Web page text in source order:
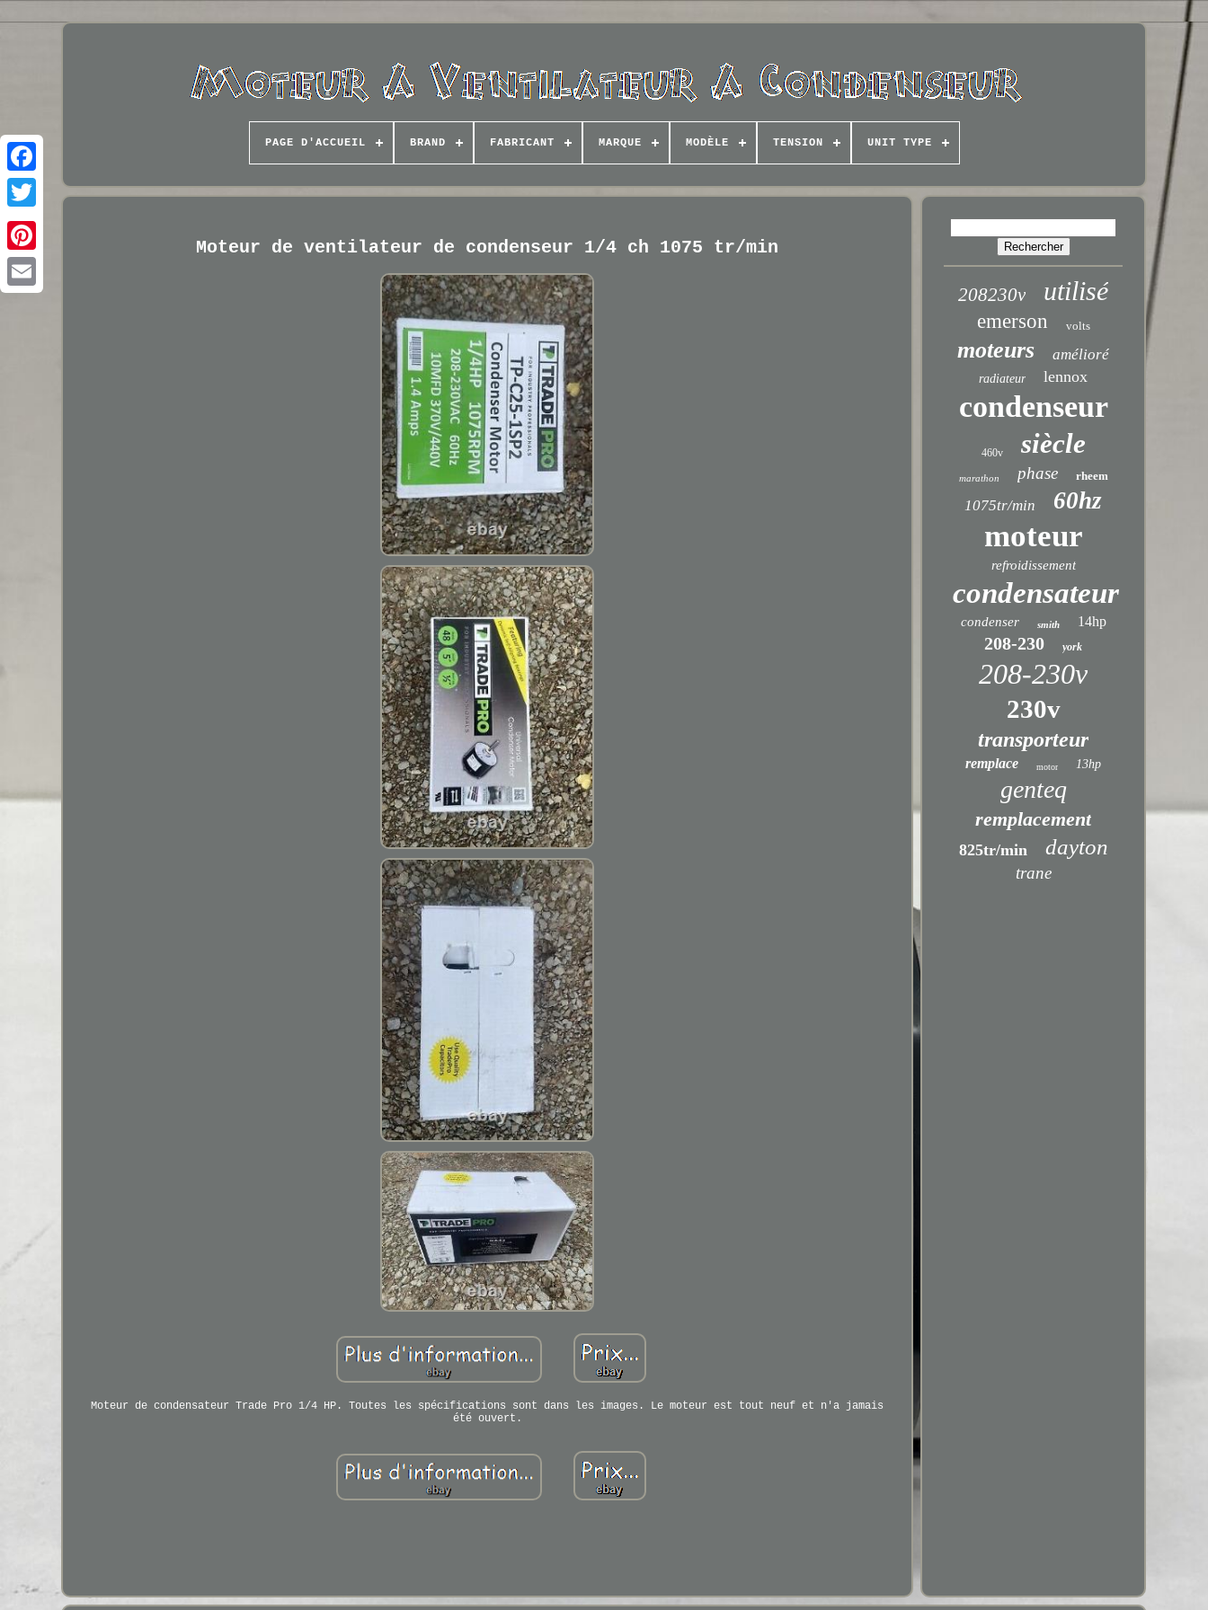
PAGE D'ACCUEIL BRAND FABRICANT MARQUE MODÈLE TENSION UNIT TYPE
Moteur de ventilateur de condenseur 1/4 ch 1075 tr/min
Moteur de condensateur Trade Pro 1/4 HP. Toutes les spécifications sont dans les images. Le moteur est tout neuf et n'a jamais
été ouvert.
208230v utilisé
emerson volts
moteurs amélioré
radiateur lennox
condenseur
460v siècle
marathon phase rheem
1075tr/min 60hz
moteur
refroidissement
condensateur
condenser smith 14hp
208-230 york
208-230v
230v
transporteur
remplace motor 13hp
genteq
remplacement
825tr/min dayton
trane